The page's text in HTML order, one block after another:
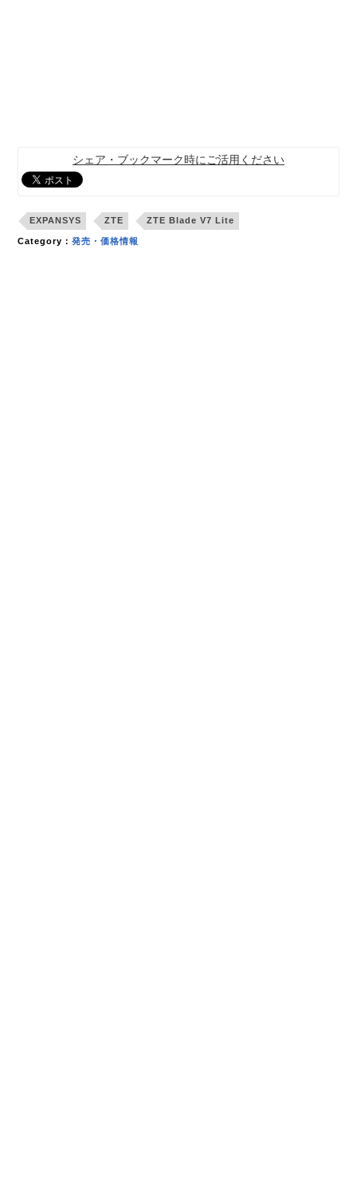
シェア・ブックマーク時にご活用ください
EXPANSYS ZTE ZTE Blade V7 Lite
Category：発売・価格情報